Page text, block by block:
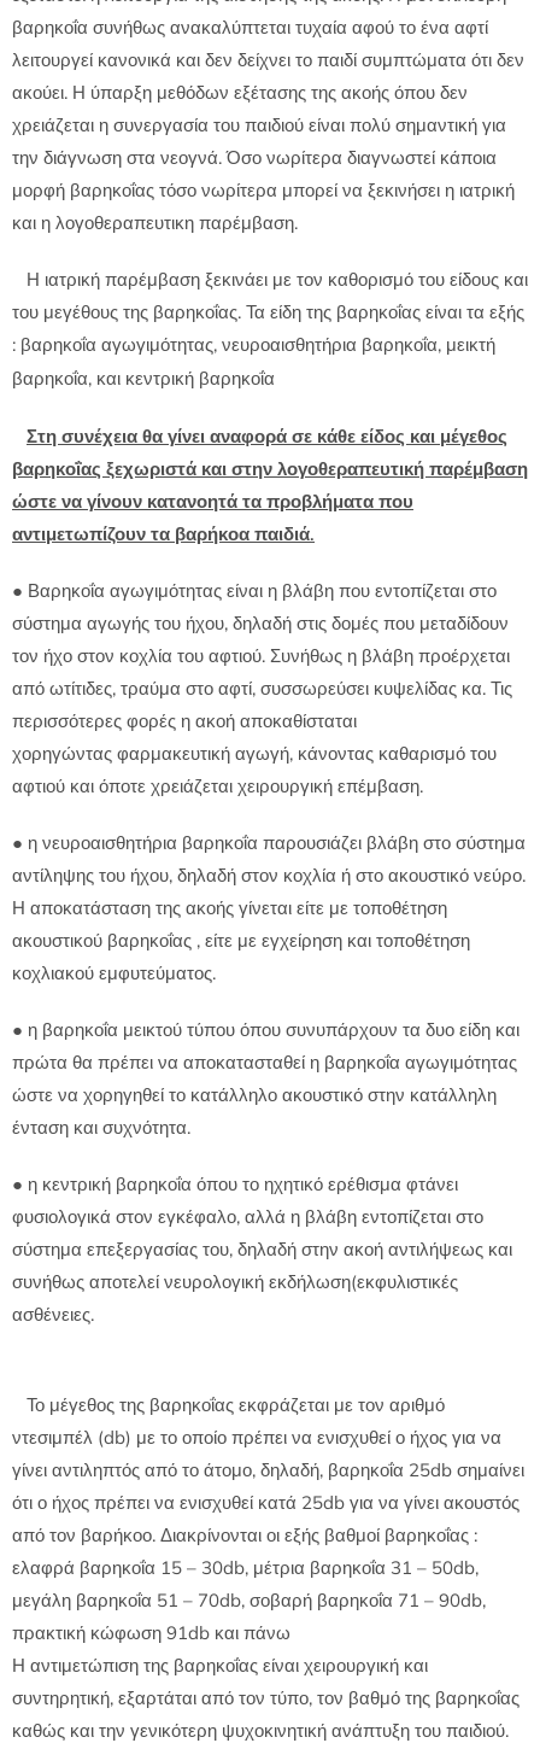
βαρηκοΐα συνήθως ανακαλύπτεται τυχαία αφού το ένα αφτί
λειτουργεί κανονικά και δεν δείχνει το παιδί συμπτώματα ότι δεν
ακούει. Η ύπαρξη μεθόδων εξέτασης της ακοής όπου δεν
χρειάζεται η συνεργασία του παιδιού είναι πολύ σημαντική για
την διάγνωση στα νεογνά. Όσο νωρίτερα διαγνωστεί κάποια
μορφή βαρηκοΐας τόσο νωρίτερα μπορεί να ξεκινήσει η ιατρική
και η λογοθεραπευτικη παρέμβαση.
Η ιατρική παρέμβαση ξεκινάει με τον καθορισμό του είδους και
του μεγέθους της βαρηκοΐας. Τα είδη της βαρηκοΐας είναι τα εξής
: βαρηκοΐα αγωγιμότητας, νευροαισθητήρια βαρηκοΐα, μεικτή
βαρηκοΐα, και κεντρική βαρηκοΐα
Στη συνέχεια θα γίνει αναφορά σε κάθε είδος και μέγεθος
βαρηκοΐας ξεχωριστά και στην λογοθεραπευτική παρέμβαση
ώστε να γίνουν κατανοητά τα προβλήματα που
αντιμετωπίζουν τα βαρήκοα παιδιά.
● Βαρηκοΐα αγωγιμότητας είναι η βλάβη που εντοπίζεται στο
σύστημα αγωγής του ήχου, δηλαδή στις δομές που μεταδίδουν
τον ήχο στον κοχλία του αφτιού. Συνήθως η βλάβη προέρχεται
από ωτίτιδες, τραύμα στο αφτί, συσσωρεύσει κυψελίδας κα. Τις
περισσότερες φορές η ακοή αποκαθίσταται
χορηγώντας φαρμακευτική αγωγή, κάνοντας καθαρισμό του
αφτιού και όποτε χρειάζεται χειρουργική επέμβαση.
● η νευροαισθητήρια βαρηκοΐα παρουσιάζει βλάβη στο σύστημα
αντίληψης του ήχου, δηλαδή στον κοχλία ή στο ακουστικό νεύρο.
Η αποκατάσταση της ακοής γίνεται είτε με τοποθέτηση
ακουστικού βαρηκοΐας , είτε με εγχείρηση και τοποθέτηση
κοχλιακού εμφυτεύματος.
● η βαρηκοΐα μεικτού τύπου όπου συνυπάρχουν τα δυο είδη και
πρώτα θα πρέπει να αποκατασταθεί η βαρηκοΐα αγωγιμότητας
ώστε να χορηγηθεί το κατάλληλο ακουστικό στην κατάλληλη
ένταση και συχνότητα.
● η κεντρική βαρηκοΐα όπου το ηχητικό ερέθισμα φτάνει
φυσιολογικά στον εγκέφαλο, αλλά η βλάβη εντοπίζεται στο
σύστημα επεξεργασίας του, δηλαδή στην ακοή αντιλήψεως και
συνήθως αποτελεί νευρολογική εκδήλωση(εκφυλιστικές
ασθένειες.
Το μέγεθος της βαρηκοΐας εκφράζεται με τον αριθμό
ντεσιμπέλ (db) με το οποίο πρέπει να ενισχυθεί ο ήχος για να
γίνει αντιληπτός από το άτομο, δηλαδή, βαρηκοΐα 25db σημαίνει
ότι ο ήχος πρέπει να ενισχυθεί κατά 25db για να γίνει ακουστός
από τον βαρήκοο. Διακρίνονται οι εξής βαθμοί βαρηκοΐας :
ελαφρά βαρηκοΐα 15 – 30db, μέτρια βαρηκοΐα 31 – 50db,
μεγάλη βαρηκοΐα 51 – 70db, σοβαρή βαρηκοΐα 71 – 90db,
πρακτική κώφωση 91db και πάνω
Η αντιμετώπιση της βαρηκοΐας είναι χειρουργική και
συντηρητική, εξαρτάται από τον τύπο, τον βαθμό της βαρηκοΐας
καθώς και την γενικότερη ψυχοκινητική ανάπτυξη του παιδιού.